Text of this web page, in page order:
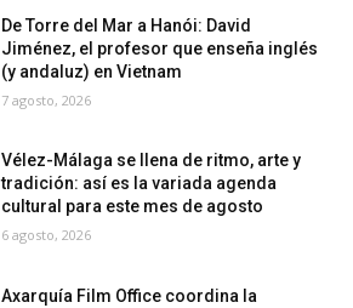
De Torre del Mar a Hanói: David
Jiménez, el profesor que enseña inglés
(y andaluz) en Vietnam
7 agosto, 2026
Vélez-Málaga se llena de ritmo, arte y
tradición: así es la variada agenda
cultural para este mes de agosto
6 agosto, 2026
Axarquía Film Office coordina la